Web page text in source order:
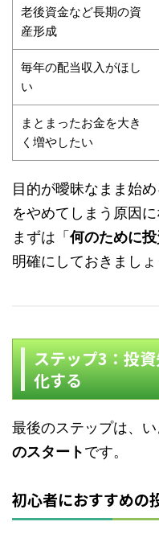
老後資金など長期の資
産形成
毎年の配当収入がほし
い
まとまったお金を大き
く増やしたい
目的が曖昧なまま始
をやめてしまう原因に
まずは「 何のために
明確にしておきましょ
ステップ3：投
化する
最後のステップは、
のスタートです。
初心者におすすめの